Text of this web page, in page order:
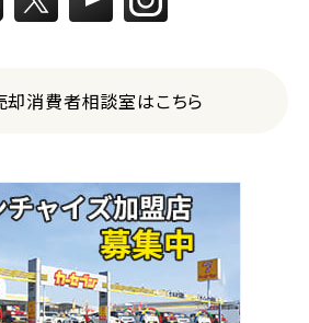
却消費者相談室はこちら